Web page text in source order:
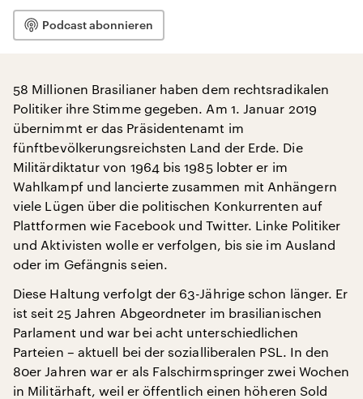
Podcast abonnieren
58 Millionen Brasilianer haben dem rechtsradikalen
Politiker ihre Stimme gegeben. Am 1. Januar 2019
übernimmt er das Präsidentenamt im
fünftbevölkerungsreichsten Land der Erde. Die
Militärdiktatur von 1964 bis 1985 lobter er im
Wahlkampf und lancierte zusammen mit Anhängern
viele Lügen über die politischen Konkurrenten auf
Plattformen wie Facebook und Twitter. Linke Politiker
und Aktivisten wolle er verfolgen, bis sie im Ausland
oder im Gefängnis seien.
Diese Haltung verfolgt der 63-Jährige schon länger. Er
ist seit 25 Jahren Abgeordneter im brasilianischen
Parlament und war bei acht unterschiedlichen
Parteien – aktuell bei der sozialliberalen PSL. In den
80er Jahren war er als Falschirmspringer zwei Wochen
in Militärhaft, weil er öffentlich einen höheren Sold